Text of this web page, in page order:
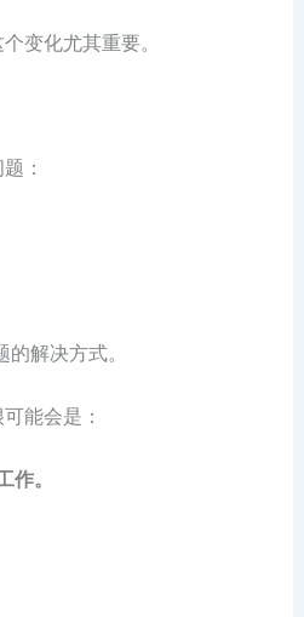
变化尤其重要。
：
解决方式。
能会是：
作。